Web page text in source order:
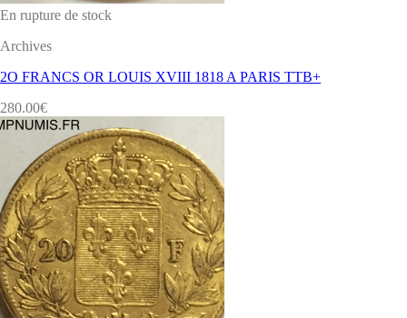
En rupture de stock
Archives
2O FRANCS OR LOUIS XVIII 1818 A PARIS TTB+
280.00€